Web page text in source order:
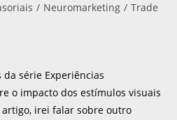
/ Neuromarketing / Trade
série Experiências
o impacto dos estímulos visuais
irei falar sobre outro